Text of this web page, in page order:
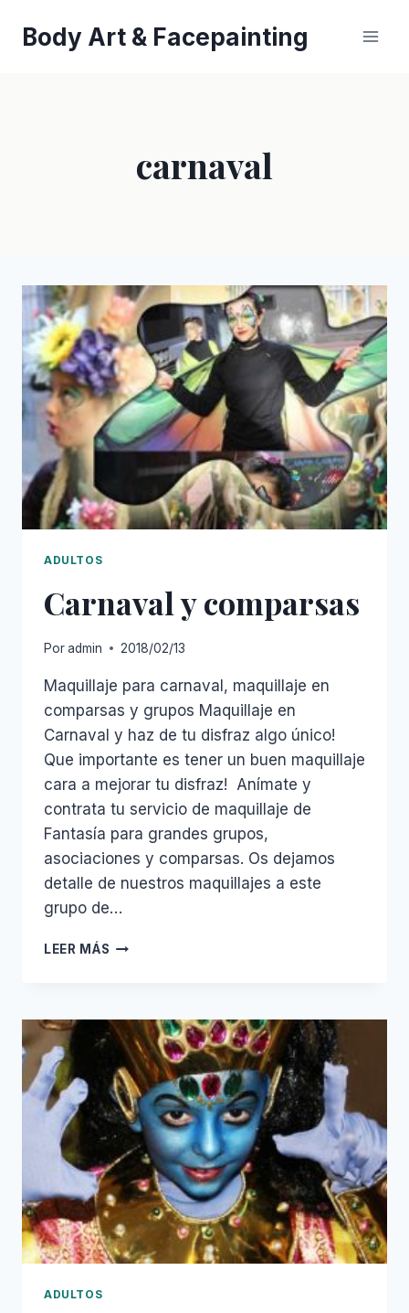
Body Art & Facepainting
carnaval
ADULTOS
Carnaval y comparsas
Poradmin 2018/02/13
Maquillaje para carnaval, maquillaje en
comparsas y grupos Maquillaje en
Carnaval y haz de tu disfraz algo único!
Que importante es tener un buen maquillaje
cara a mejorar tu disfraz! Anímate y
contrata tu servicio de maquillaje de
Fantasía para grandes grupos,
asociaciones y comparsas. Os dejamos
detalle de nuestros maquillajes a este
grupo de…
LEER MÁS CARNAVAL
ADULTOS